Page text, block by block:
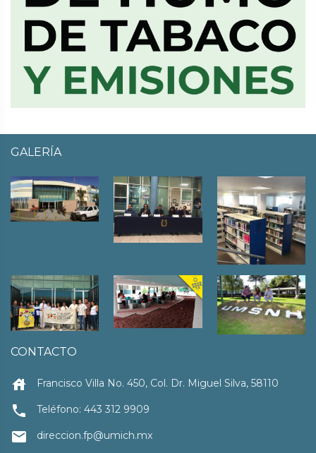
GALERÍA
CONTACTO
house Francisco Villa No. 450, Col. Dr. Miguel Silva, 58110
local_phone Teléfono: 443 312 9909
email direccion.fp@umich.mx